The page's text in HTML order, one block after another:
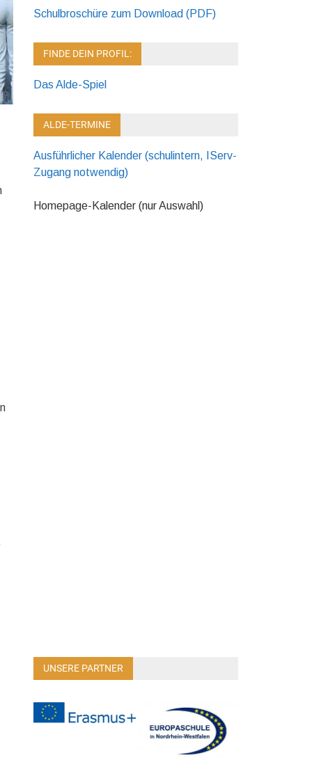
Schulbroschüre zum Download (PDF)
FINDE DEIN PROFIL:
Das Alde-Spiel
ALDE-TERMINE
Ausführlicher Kalender (schulintern, IServ-
Zugang notwendig)
Homepage-Kalender (nur Auswahl)
UNSERE PARTNER